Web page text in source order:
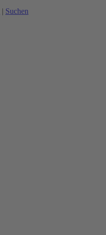
| Suchen